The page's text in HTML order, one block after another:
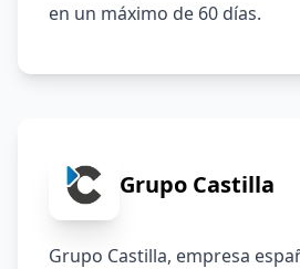
en un máximo de 60 días.
Grupo Castilla
Grupo Castilla, empresa